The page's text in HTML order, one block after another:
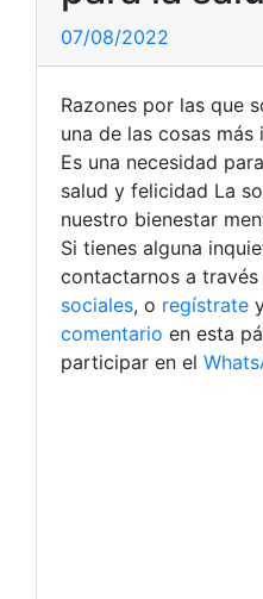
07/08/2022
Razones por las que
una de las cosas
Es una necesidad
salud y felicidad La
nuestro bienestar
Si tienes alguna
contactarnos a través
sociales, o regístrate
comentario en esta
participar en el